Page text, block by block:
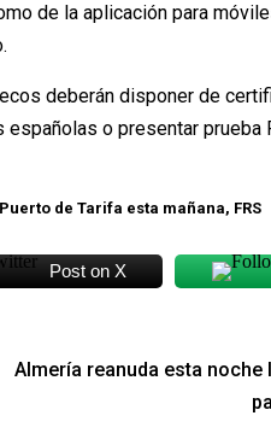
de la aplicación para
deberán disponer de
o presentar prueba
de Tarifa esta mañana, FRS
Post on X
Almería reanuda esta